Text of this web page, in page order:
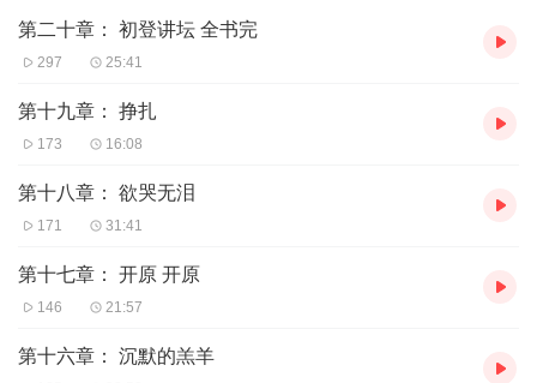
第二十章： 初登讲坛 全书完
297 25:41
第十九章： 挣扎
173 16:08
第十八章： 欲哭无泪
171 31:41
第十七章： 开原 开原
146 21:57
第十六章： 沉默的羔羊